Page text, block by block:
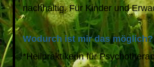
nachhaltig. Für Kinder und
Wodurch ist mir das möglich?
*Heilpraktikerin für